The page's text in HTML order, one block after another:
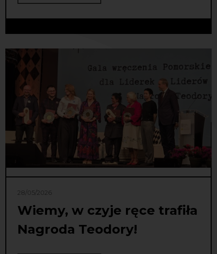
28/05/2026
Wiemy, w czyje ręce trafiła
Nagroda Teodory!